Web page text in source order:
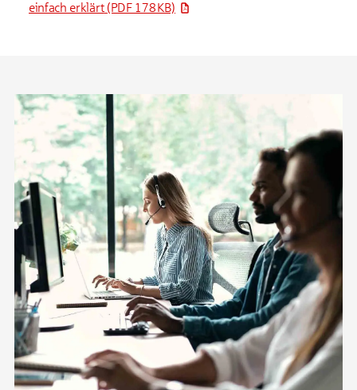
einfach erklärt (PDF 178 KB)